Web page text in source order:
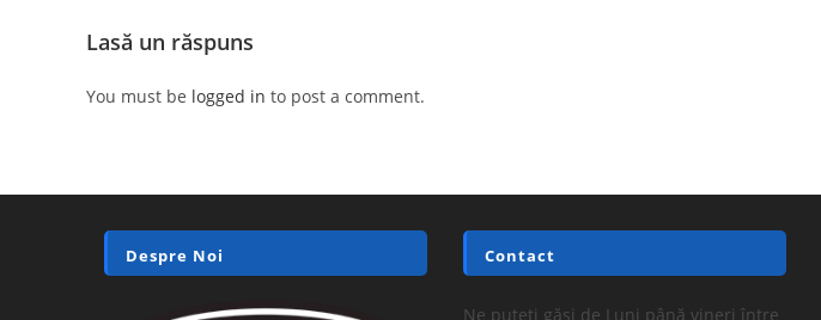
Lasă un răspuns
You must be logged in to post a comment.
Despre Noi Contact
Ne puteți găsi de Luni până vineri între